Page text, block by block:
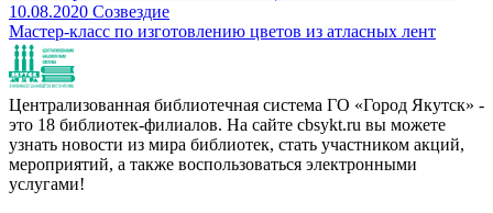
10.08.2020 Созвездие
Мастер-класс по изготовлению цветов из атласных лент
Централизованная библиотечная система ГО «Город Якутск» -
это 18 библиотек-филиалов. На сайте cbsykt.ru вы можете
узнать новости из мира библиотек, стать участником акций,
мероприятий, а также воспользоваться электронными
услугами!